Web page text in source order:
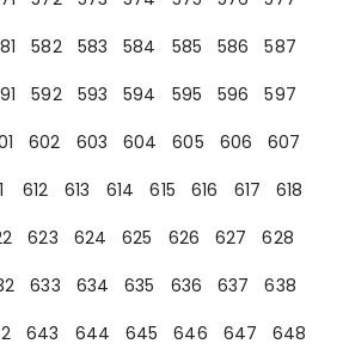
582 583 584 585 586
587
592 593 594 595 596
597
602 603 604 605 606
607
612 613 614 615 616 617
618
623 624 625 626 627
628
633 634 635 636 637
638
643 644 645 646 647
648